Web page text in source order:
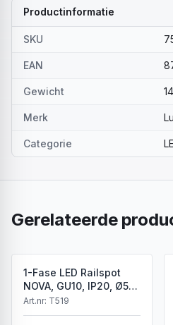
Productinformatie
SKU
EAN
Gewicht
Merk
Categorie
Gerelateerde
1-Fase LED Railspot
NOVA, GU10, IP20, Ø56
x 85 mm, Antiek Brons
Art.nr: T519